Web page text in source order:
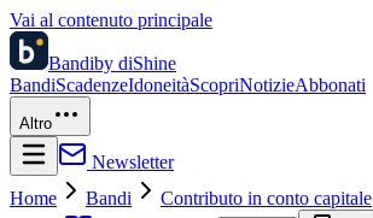
Vai al contenuto principale
Bandiby diShine
BandiScadenzeIdoneitàScopriNotizieAbbonati
Altro
Newsletter
Home
Bandi Contributo in conto capitale